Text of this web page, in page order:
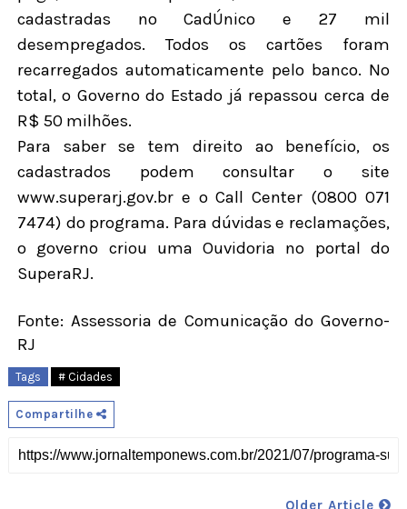
cadastradas no CadÚnico e 27 mil
desempregados. Todos os cartões foram
recarregados automaticamente pelo banco. No
total, o Governo do Estado já repassou cerca de
R$ 50 milhões.
Para saber se tem direito ao benefício, os
cadastrados podem consultar o site
www.superarj.gov.br e o Call Center (0800 071
7474) do programa. Para dúvidas e reclamações,
o governo criou uma Ouvidoria no portal do
SuperaRJ.
Fonte: Assessoria de Comunicação do Governo-
RJ
Tags # Cidades
Compartilhe
Older Article